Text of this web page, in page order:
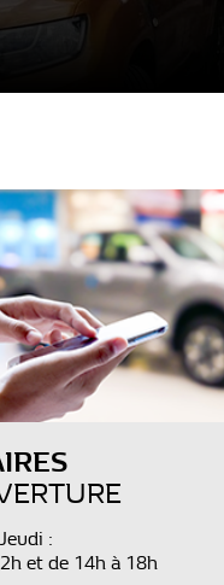
:
et de 14h à 18h